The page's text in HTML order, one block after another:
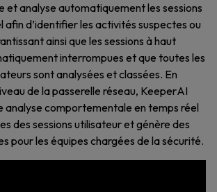
et analyse automatiquement les sessions
afin d’identifier les activités suspectes ou
ainsi que les sessions à haut
interrompues et que toutes les
sont analysées et classées. En
de la passerelle réseau, KeeperAI
analyse comportementale en temps réel
des sessions utilisateur et génère des
pour les équipes chargées de la sécurité.